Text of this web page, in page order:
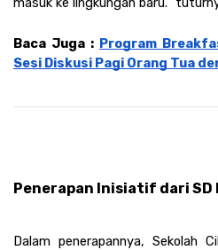
Baca Juga : Program
Sesi Diskusi Pagi Orang Tua
Penerapan Inisiatif dari SD
Dalam penerapannya, Sekolah